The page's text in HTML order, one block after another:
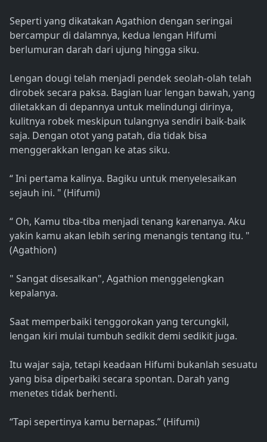
Seperti yang dikatakan Agathion dengan seringai
bercampur di dalamnya, kedua lengan Hifumi
berlumuran darah dari ujung hingga siku.
Lengan dougi telah menjadi pendek seolah-olah telah
dirobek secara paksa. Bagian luar lengan bawah, yang
diletakkan di depannya untuk melindungi dirinya,
kulitnya robek meskipun tulangnya sendiri baik-baik
saja. Dengan otot yang patah, dia tidak bisa
menggerakkan lengan ke atas siku.
“ Ini pertama kalinya. Bagiku untuk menyelesaikan
sejauh ini. " (Hifumi)
“ Oh, Kamu tiba-tiba menjadi tenang karenanya. Aku
yakin kamu akan lebih sering menangis tentang itu. "
(Agathion)
" Sangat disesalkan", Agathion menggelengkan
kepalanya.
Saat memperbaiki tenggorokan yang tercungkil,
lengan kiri mulai tumbuh sedikit demi sedikit juga.
Itu wajar saja, tetapi keadaan Hifumi bukanlah sesuatu
yang bisa diperbaiki secara spontan. Darah yang
menetes tidak berhenti.
“Tapi sepertinya kamu bernapas.” (Hifumi)